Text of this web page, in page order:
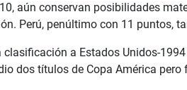
aún conservan posibilidades
Perú, penúltimo con 11 puntos,
a Estados Unidos-
dos títulos de Copa América